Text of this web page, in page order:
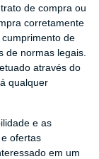
de compra ou
corretamente
de
de normas legais.
através do
qualquer
e as
ofertas
em um